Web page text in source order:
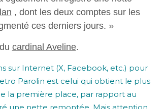
, dont les deux comptes sur les
ces derniers jours. »
cardinal Aveline.